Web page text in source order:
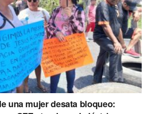
se encuentra resguardados sobre la
119 en la colonia Fomerrey en el
Milenio
una mujer desata bloqueo: